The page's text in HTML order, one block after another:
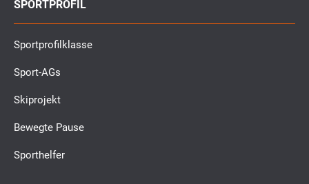
SPORTPROFIL
Sportprofilklasse
Sport-AGs
Skiprojekt
Bewegte Pause
Sporthelfer